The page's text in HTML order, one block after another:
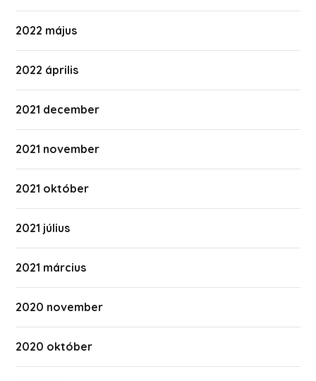
2022 május
2022 április
2021 december
2021 november
2021 október
2021 július
2021 március
2020 november
2020 október